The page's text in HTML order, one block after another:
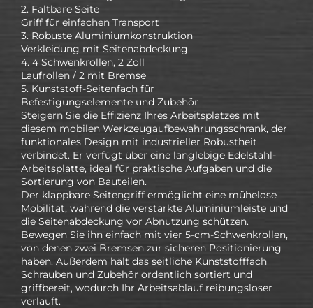
2. Faltbare Seite
Griff für einfachen Transport
3. Robuste Aluminiumkonstruktion
Verkleidung mit Seitenabdeckung
4. 4 Schwenkrollen, 2 Zoll
Laufrollen / 2 mit Bremse
5. Kunststoff-Seitenfach für
Befestigungselemente und Zubehör
Steigern Sie die Effizienz Ihres Arbeitsplatzes mit
diesem mobilen Werkzeugaufbewahrungsschrank, der
funktionales Design mit industrieller Robustheit
verbindet. Er verfügt über eine langlebige Edelstahl-
Arbeitsplatte, ideal für praktische Aufgaben und die
Sortierung von Bauteilen.
Der klappbare Seitengriff ermöglicht eine mühelose
Mobilität, während die verstärkte Aluminiumleiste und
die Seitenabdeckung vor Abnutzung schützen.
Bewegen Sie ihn einfach mit vier 5-cm-Schwenkrollen,
von denen zwei Bremsen zur sicheren Positionierung
haben. Außerdem hält das seitliche Kunststofffach
Schrauben und Zubehör ordentlich sortiert und
griffbereit, wodurch Ihr Arbeitsablauf reibungsloser
verläuft.